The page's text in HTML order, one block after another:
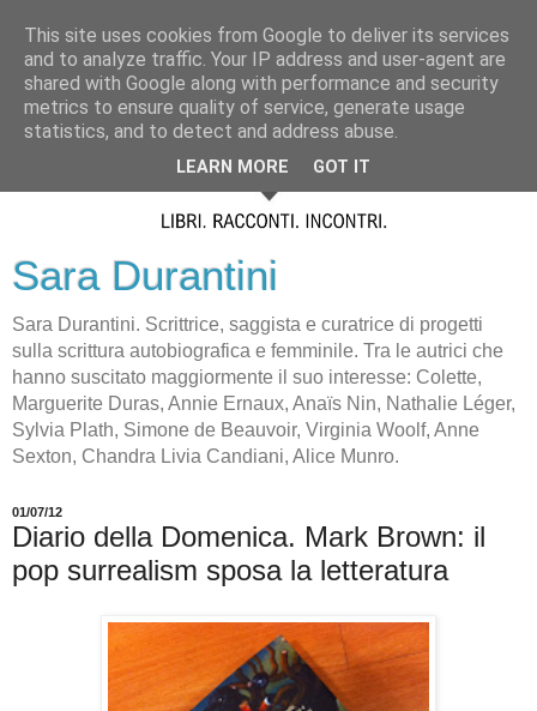
Sara Durantini
Sara Durantini. Scrittrice, saggista e curatrice di progetti
sulla scrittura autobiografica e femminile. Tra le autrici che
hanno suscitato maggiormente il suo interesse: Colette,
Marguerite Duras, Annie Ernaux, Anaïs Nin, Nathalie Léger,
Sylvia Plath, Simone de Beauvoir, Virginia Woolf, Anne
Sexton, Chandra Livia Candiani, Alice Munro.
01/07/12
Diario della Domenica. Mark Brown: il
pop surrealism sposa la letteratura
This site uses cookies from Google to deliver its services
and to analyze traffic. Your IP address and user-agent are
shared with Google along with performance and security
metrics to ensure quality of service, generate usage
statistics, and to detect and address abuse.
LEARN MORE GOT IT